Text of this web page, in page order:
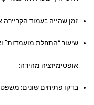
זמן שהייה בעמוד הקריירה
שיעור “התחלת מועמדות”
אופטימיזציה מהירה:
בדקו פתיחים שונים: